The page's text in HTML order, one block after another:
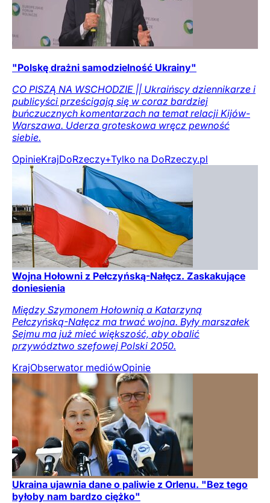
"Polskę drażni samodzielność Ukrainy"
CO PISZĄ NA WSCHODZIE || Ukraińscy dziennikarze i
publicyści prześcigają się w coraz bardziej
buńczucznych komentarzach na temat relacji Kijów-
Warszawa. Uderza groteskowa wręcz pewność
siebie.
OpinieKrajDoRzeczy+Tylko na DoRzeczy.pl
Wojna Hołowni z Pełczyńską-Nałęcz. Zaskakujące
doniesienia
Między Szymonem Hołownią a Katarzyną
Pełczyńską-Nałęcz ma trwać wojna. Były marszałek
Sejmu ma już mieć większość, aby obalić
przywództwo szefowej Polski 2050.
KrajObserwator mediówOpinie
Ukraina ujawnia dane o paliwie z Orlenu. "Bez tego
byłoby nam bardzo ciężko"